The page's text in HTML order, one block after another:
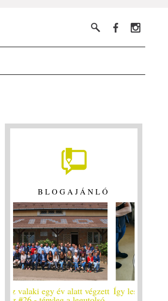
BLOGAJÁNLÓ
Így lesz valaki egy év alatt végzett